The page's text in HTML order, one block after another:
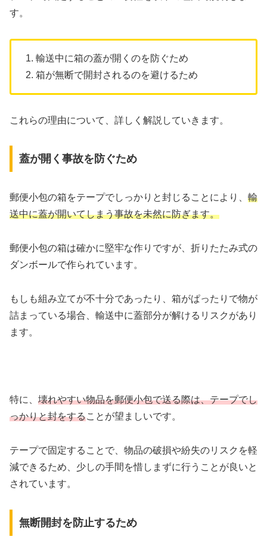
す。
1. 輸送中に箱の蓋が開くのを防ぐため
2. 箱が無断で開封されるのを避けるため
これらの理由について、詳しく解説していきます。
蓋が開く事故を防ぐため
郵便小包の箱をテープでしっかりと封じることにより、 輸
送中に蓋が開いてしまう事故を未然に防ぎます。
郵便小包の箱は確かに堅牢な作りですが、折りたたみ式の
ダンボールで作られています。
もしも組み立てが不十分であったり、箱がぱったりで物が
詰まっている場合、輸送中に蓋部分が解けるリスクがあり
ます。
特に、 壊れやすい物品を郵便小包で送る際は、テープでし
っかりと封をすることが望ましいです。
テープで固定することで、物品の破損や紛失のリスクを軽
減できるため、少しの手間を惜しまずに行うことが良いと
されています。
無断開封を防止するため